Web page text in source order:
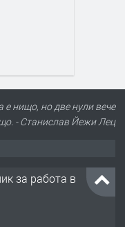
е нищо, но две нули вече
- Станислав Йежи Лец
за работа в